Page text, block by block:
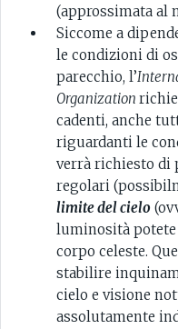
(approssimata al
Siccome a
le condizioni di
parecchio, l’
Organization
cadenti, anche
riguardanti le
verrà richiesto di
regolari
limite del cielo
luminosità
corpo celeste.
stabilire
cielo e visione
assolutamente